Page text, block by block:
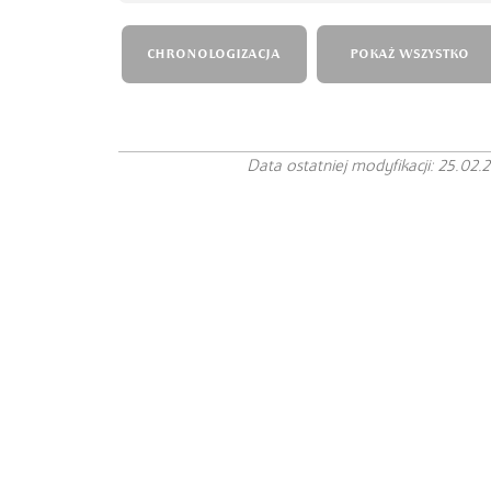
CHRONOLOGIZACJA POKAŻ WSZYSTKO
Data ostatniej modyfikacji: